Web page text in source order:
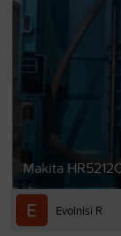
Makita
Evolnisi R